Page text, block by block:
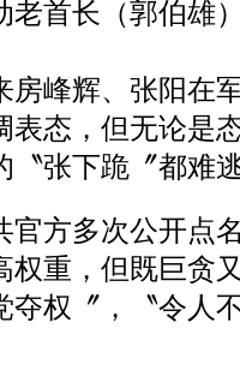
老首长（郭伯雄
房峰辉、张阳在
表态，但无论是
〝张下跪〞都难
官方多次公开点
权重，但既巨贪
夺权〞，〝令人